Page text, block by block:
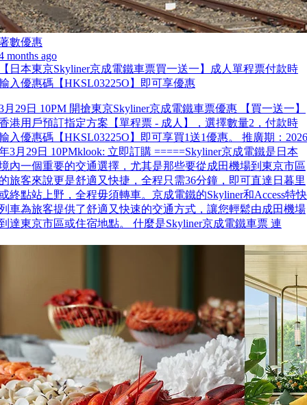
數優惠
months ago
日本東京Skyliner京成電鐵車票買一送一】成人單程票付款時
入優惠碼【HKSL03225O】即可享優惠
月29日 10PM 開搶東京Skyliner京成電鐵車票優惠 【買一送一】
港用戶預訂指定方案【單程票 - 成人】，選擇數量2，付款時
入優惠碼【HKSL03225O】即可享買1送1優惠。 推廣期：2026
3月29日 10PMklook: 立即訂購 =====Skyliner京成電鐵是日本
內一個重要的交通選擇，尤其是那些要從成田機場到東京市區
旅客來說更是舒適又快捷，全程只需36分鐘，即可直達日暮里
終點站上野，全程毋須轉車。京成電鐵的Skyliner和Access特快
車為旅客提供了舒適又快速的交通方式，讓您輕鬆由成田機場
達東京市區或住宿地點。 什麼是Skyliner京成電鐵車票 連